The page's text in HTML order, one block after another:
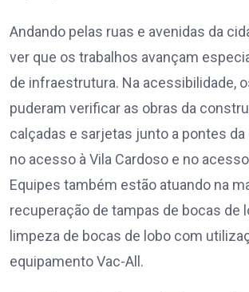
Andando pelas ruas e avenidas da
ver que os trabalhos avançam
de infraestrutura. Na acessibilidade,
puderam verificar as obras da
calçadas e sarjetas junto a pontes
no acesso à Vila Cardoso e no
Equipes também estão atuando na
recuperação de tampas de bocas de
limpeza de bocas de lobo com
equipamento Vac-All.